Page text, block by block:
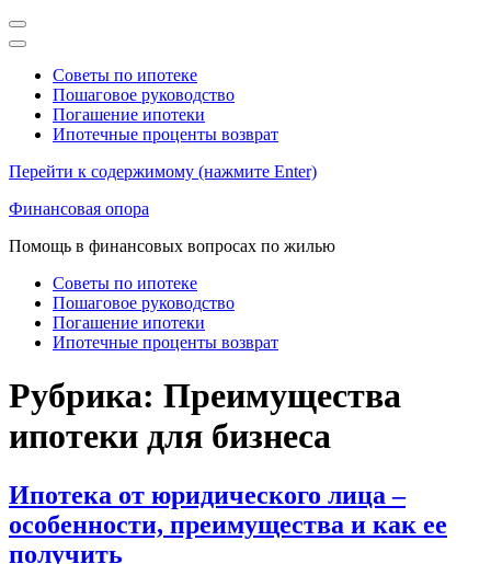
Советы по ипотеке
Пошаговое руководство
Погашение ипотеки
Ипотечные проценты возврат
Перейти к содержимому (нажмите Enter)
Финансовая опора
Помощь в финансовых вопросах по жилью
Советы по ипотеке
Пошаговое руководство
Погашение ипотеки
Ипотечные проценты возврат
Рубрика: Преимущества
ипотеки для бизнеса
Ипотека от юридического лица –
особенности, преимущества и как ее
получить